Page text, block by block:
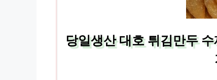
당일생산 대호 튀김만두